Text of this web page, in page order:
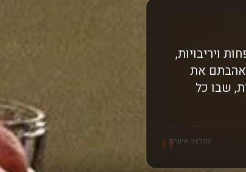
"
ויריבויות,
אהבתם את
שבו כל
המלצה אישית